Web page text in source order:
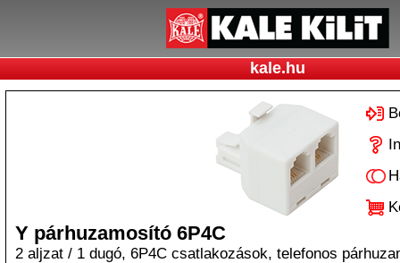
kale.hu
Y párhuzamosító 6P4C
2 aljzat / 1 dugó, 6P4C csatlakozások, telefonos